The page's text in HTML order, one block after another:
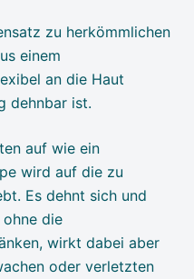
zu herkömmlichen
einem
an die Haut
dehnbar ist.
auf wie ein
wird auf die zu
Es dehnt sich und
die
wirkt dabei aber
oder verletzten